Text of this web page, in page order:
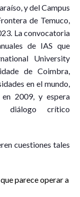
y del Campus
de Temuco,
La convocatoria
de IAS que
University
de Coimbra,
en el mundo,
2009, y espera
diálogo crítico
cuestiones tales
parece operar a